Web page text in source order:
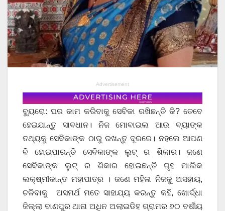
Advertisement
ବ୍ୟୁରୋ: ଘର କାମ କରିବାକୁ ସେବିକା ରଖିଛନ୍ତି କି? ତେବେ
ହେଇଯାନ୍ତୁ ସାବଧାନ। ନିଜ ମୋବାଇଲ ଆଉ ବ୍ୟାଙ୍କ
ତଥ୍ୟକୁ ସେବିକାଙ୍କ ଠାରୁ ରଖନ୍ତୁ ଦୂରରେ। ନହଲେ ଆପଣ
ବି ହୋଇପାରନ୍ତି ସେବିକାଙ୍କ ଲୁଟ୍ ର ଶିକାର। ଜଣେ
ସେବିକାଙ୍କ ଲୁଟ୍ ର ଶିକାର ହୋଇଛନ୍ତି ଗୃହ ମାଲିକ
ଲକ୍ଷ୍ମୀକାନ୍ତ ମହାପାତ୍ର । ଜଣେ ମହିଳା ନିଜକୁ ଅସହାୟ,
ଚଳିବାକୁ ଅସମର୍ଥ ମତେ ସାହାଯ୍ୟ କରନ୍ତୁ କହି, ଖୋର୍ଦ୍ଧା
ଜିଲ୍ଲା ବାଣପୁର ଥାନା ଅଧିନ ଅଲାଇଡିହ ଗ୍ରାମର ୭୦ ବର୍ଷୀୟ